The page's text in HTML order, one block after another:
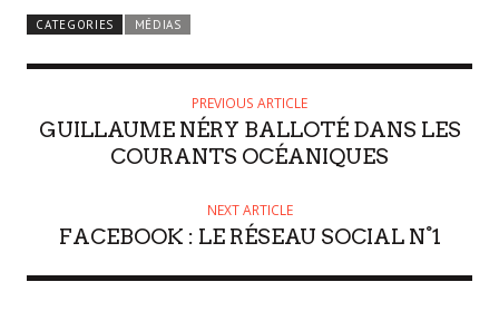
CATEGORIES MÉDIAS
PREVIOUS ARTICLE
GUILLAUME NÉRY BALLOTÉ DANS LES
COURANTS OCÉANIQUES
NEXT ARTICLE
FACEBOOK : LE RÉSEAU SOCIAL N°1